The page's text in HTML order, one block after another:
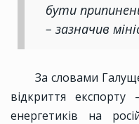
бути
– зазначив
За словами
відкриття експорту
енергетиків на